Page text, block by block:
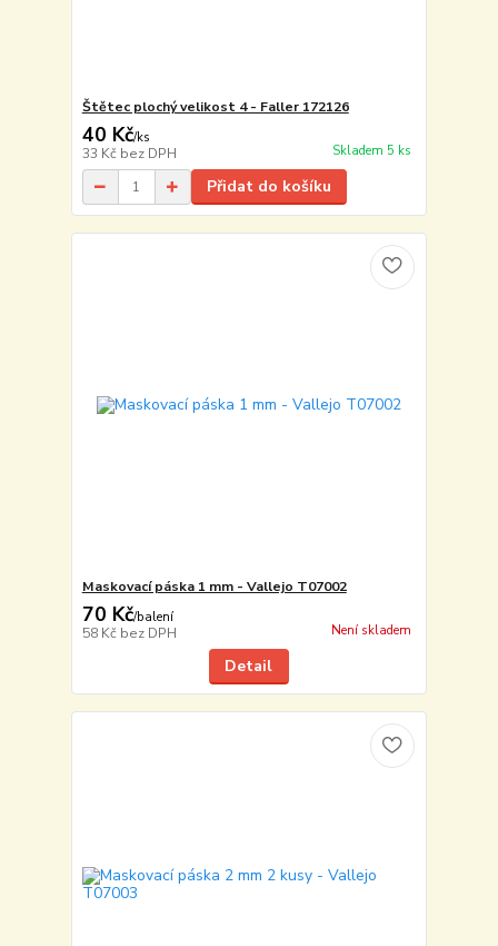
Štětec plochý velikost 4 - Faller 172126
40 Kč/ks
33 Kč bez DPH Skladem 5 ks
Přidat do košíku
Maskovací páska 1 mm - Vallejo T07002
70 Kč/balení
58 Kč bez DPH Není skladem
Detail